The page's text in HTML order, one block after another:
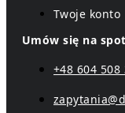
Twoje konto
Umów się na
+48 604 508